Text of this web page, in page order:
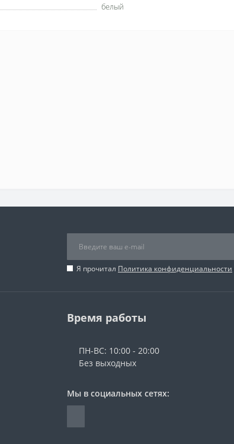
белый
Я прочитал Политика конфиденциальности
Время работы
ПН-ВС: 10:00 - 20:00
Без выходных
Мы в социальных сетях: